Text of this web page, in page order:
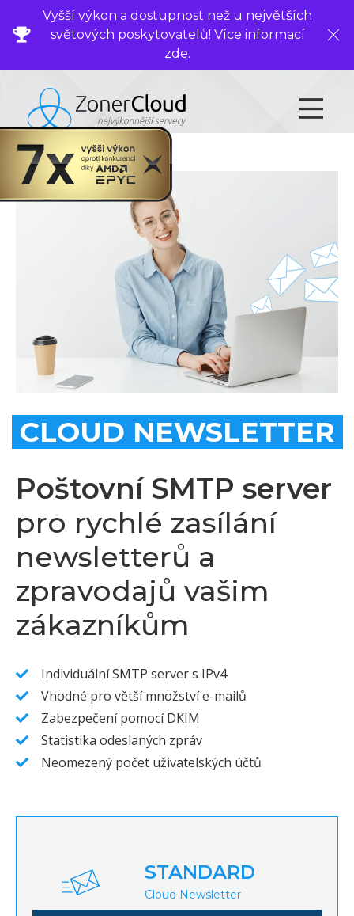
Vyšší výkon a dostupnost než u největších
světových poskytovatelů! Více informací
zde.
CLOUD NEWSLETTER
Poštovní SMTP server
pro rychlé zasílání
newsletterů a
zpravodajů vašim
zákazníkům
Individuální SMTP server s IPv4
Vhodné pro větší množství e-mailů
Zabezpečení pomocí DKIM
Statistika odeslaných zpráv
Neomezený počet uživatelských účtů
STANDARD
Cloud Newsletter